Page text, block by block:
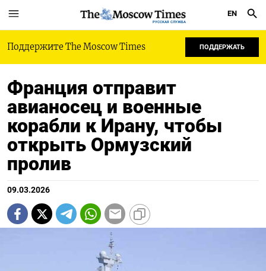
РУССКАЯ СЛУЖБА
EN
Поддержите The Moscow Times ПОДДЕРЖАТЬ
Франция отправит
авианосец и военные
корабли к Ирану, чтобы
открыть Ормузский
пролив
09.03.2026